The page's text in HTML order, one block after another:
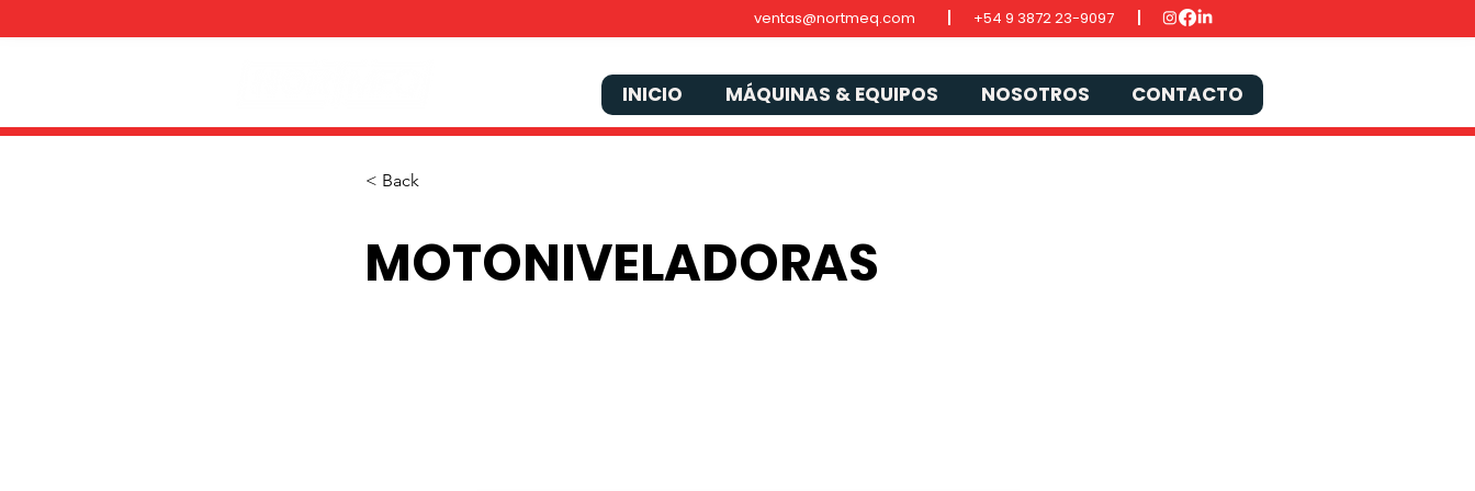
ventas@nortmeq.com +54 9 3872 23-9097
INICIO MÁQUINAS & EQUIPOS NOSOTROS CONTACTO
< Back
MOTONIVELADORAS